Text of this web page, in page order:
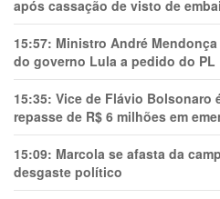
após cassação de visto de
15:57: Ministro André
do governo Lula a pedido do PL
15:35: Vice de Flávio Bolsonaro
repasse de R$ 6 milhões em
15:09: Marcola se afasta da
desgaste político